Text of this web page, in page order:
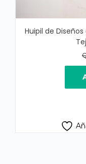
Huipil de